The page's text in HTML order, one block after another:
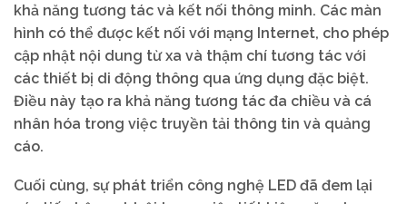
khả năng tương tác và kết nối thông minh. Các màn
hình có thể được kết nối với mạng Internet, cho phép
cập nhật nội dung từ xa và thậm chí tương tác với
các thiết bị di động thông qua ứng dụng đặc biệt.
Điều này tạo ra khả năng tương tác đa chiều và cá
nhân hóa trong việc truyền tải thông tin và quảng
cáo.
Cuối cùng, sự phát triển công nghệ LED đã đem lại